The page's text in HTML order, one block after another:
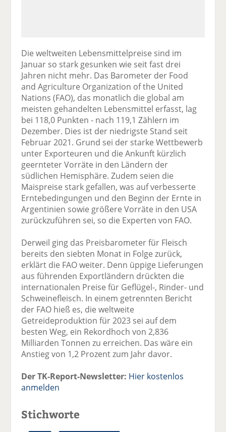
Die weltweiten Lebensmittelpreise sind im
Januar so stark gesunken wie seit fast drei
Jahren nicht mehr. Das Barometer der Food
and Agriculture Organization of the United
Nations (FAO), das monatlich die global am
meisten gehandelten Lebensmittel erfasst, lag
bei 118,0 Punkten - nach 119,1 Zählern im
Dezember. Dies ist der niedrigste Stand seit
Februar 2021. Grund sei der starke Wettbewerb
unter Exporteuren und die Ankunft kürzlich
geernteter Vorräte in den Ländern der
südlichen Hemisphäre. Zudem seien die
Maispreise stark gefallen, was auf verbesserte
Erntebedingungen und den Beginn der Ernte in
Argentinien sowie größere Vorräte in den USA
zurückzuführen sei, so die Experten von FAO.
Derweil ging das Preisbarometer für Fleisch
bereits den siebten Monat in Folge zurück,
erklärt die FAO weiter. Denn üppige Lieferungen
aus führenden Exportländern drückten die
internationalen Preise für Geflügel-, Rinder- und
Schweinefleisch. In einem getrennten Bericht
der FAO hieß es, die weltweite
Getreideproduktion für 2023 sei auf dem
besten Weg, ein Rekordhoch von 2,836
Milliarden Tonnen zu erreichen. Das wäre ein
Anstieg von 1,2 Prozent zum Jahr davor.
Der TK-Report-Newsletter: Hier kostenlos
anmelden
Stichworte